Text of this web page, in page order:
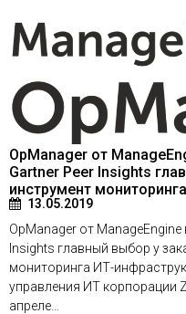
OpManager от
Gartner Peer Insights
инструмент
13.05.2019
OpManager от ManageEngine
Insights главный выбор у
мониторинга ИТ-
управления ИТ корпорации
апреле…